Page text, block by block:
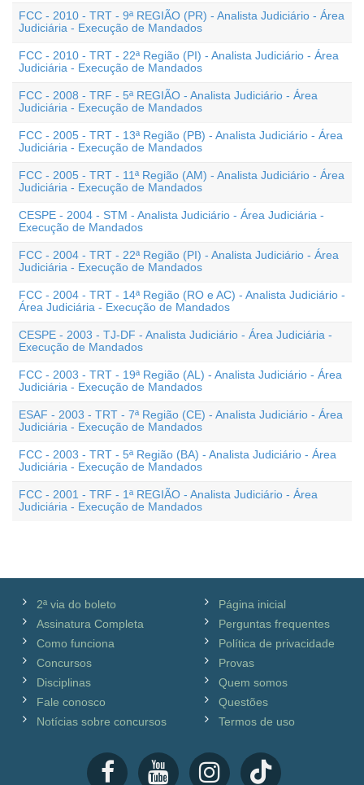
FCC - 2010 - TRT - 9ª REGIÃO (PR) - Analista Judiciário - Área
Judiciária - Execução de Mandados
FCC - 2010 - TRT - 22ª Região (PI) - Analista Judiciário - Área
Judiciária - Execução de Mandados
FCC - 2008 - TRF - 5ª REGIÃO - Analista Judiciário - Área
Judiciária - Execução de Mandados
FCC - 2005 - TRT - 13ª Região (PB) - Analista Judiciário - Área
Judiciária - Execução de Mandados
FCC - 2005 - TRT - 11ª Região (AM) - Analista Judiciário - Área
Judiciária - Execução de Mandados
CESPE - 2004 - STM - Analista Judiciário - Área Judiciária -
Execução de Mandados
FCC - 2004 - TRT - 22ª Região (PI) - Analista Judiciário - Área
Judiciária - Execução de Mandados
FCC - 2004 - TRT - 14ª Região (RO e AC) - Analista Judiciário -
Área Judiciária - Execução de Mandados
CESPE - 2003 - TJ-DF - Analista Judiciário - Área Judiciária -
Execução de Mandados
FCC - 2003 - TRT - 19ª Região (AL) - Analista Judiciário - Área
Judiciária - Execução de Mandados
ESAF - 2003 - TRT - 7ª Região (CE) - Analista Judiciário - Área
Judiciária - Execução de Mandados
FCC - 2003 - TRT - 5ª Região (BA) - Analista Judiciário - Área
Judiciária - Execução de Mandados
FCC - 2001 - TRF - 1ª REGIÃO - Analista Judiciário - Área
Judiciária - Execução de Mandados
2ª via do boleto
Assinatura Completa
Como funciona
Concursos
Disciplinas
Fale conosco
Notícias sobre concursos
Página inicial
Perguntas frequentes
Política de privacidade
Provas
Quem somos
Questões
Termos de uso